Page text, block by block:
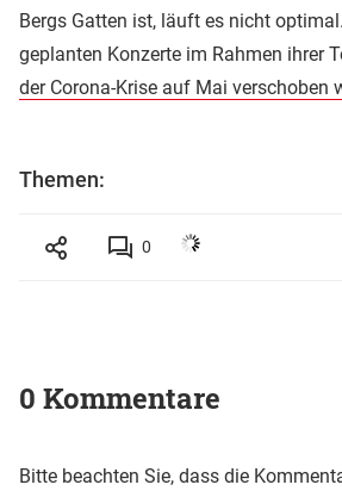
Bergs Gatten ist, läuft es nicht
geplanten Konzerte im Rahmen ihrer
der Corona-Krise auf Mai verschoben
Themen:
0
0 Kommentare
Bitte beachten Sie, dass die